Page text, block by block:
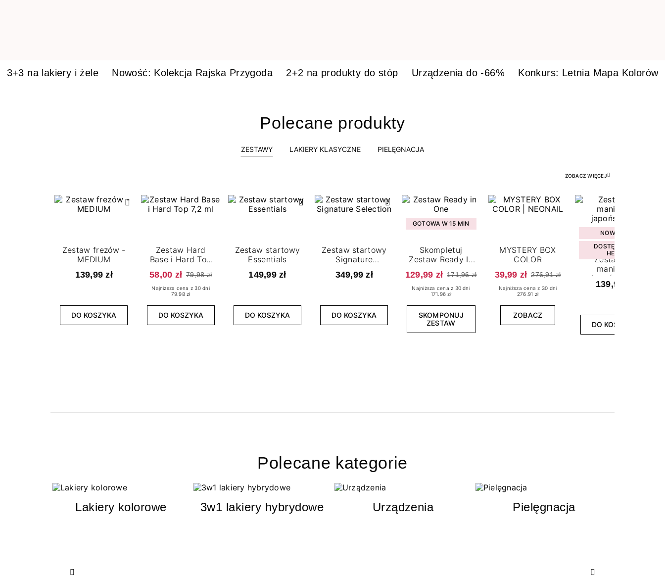
3+3 na lakiery i żele Nowość: Kolekcja Rajska Przygoda 2+2 na produkty do stóp Urządzenia do -66% Konkurs: Letnia Mapa Kolorów
Polecane produkty
ZESTAWY LAKIERY KLASYCZNE PIELĘGNACJA
ZOBACZ WIĘCEJ
Zestaw frezów -
MEDIUM
139,99 zł
DO KOSZYKA
Zestaw Hard
Base i Hard Top
7,2 ml
58,00 zł 79,98 zł
Najniższa cena z 30 dni
79.98 zł
DO KOSZYKA
Zestaw startowy
Essentials
149,99 zł
DO KOSZYKA
Zestaw startowy
Signature
Selection
349,99 zł
DO KOSZYKA
GOTOWA W 15 MIN
Skompletuj
Zestaw Ready In
One
129,99 zł 171,96 zł
Najniższa cena z 30 dni
171.96 zł
SKOMPONUJ
ZESTAW
MYSTERY BOX
COLOR
39,99 zł 276,91 zł
Najniższa cena z 30 dni
276.91 zł
ZOBACZ
NOWOŚĆ
DOSTĘPNY W
HEBE
Zestaw do
manicure
japońskiego
139,99 zł
DO KOSZYKA
Polecane kategorie
Lakiery kolorowe 3w1 lakiery hybrydowe Urządzenia Pielęgnacja